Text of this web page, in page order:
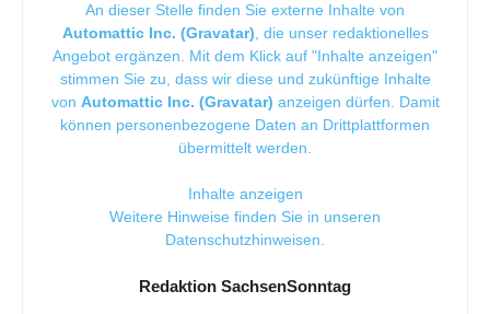
An dieser Stelle finden Sie externe Inhalte von
Automattic Inc. (Gravatar), die unser redaktionelles
Angebot ergänzen. Mit dem Klick auf "Inhalte anzeigen"
stimmen Sie zu, dass wir diese und zukünftige Inhalte
von Automattic Inc. (Gravatar) anzeigen dürfen. Damit
können personenbezogene Daten an Drittplattformen
übermittelt werden.
Inhalte anzeigen
Weitere Hinweise finden Sie in unseren
Datenschutzhinweisen.
Redaktion SachsenSonntag